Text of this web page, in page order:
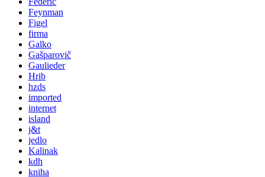
Feynman
Figel
firma
Galko
Gašparovič
Gaulieder
Hrib
hzds
imported
internet
island
j&t
jedlo
Kalinak
kdh
kniha